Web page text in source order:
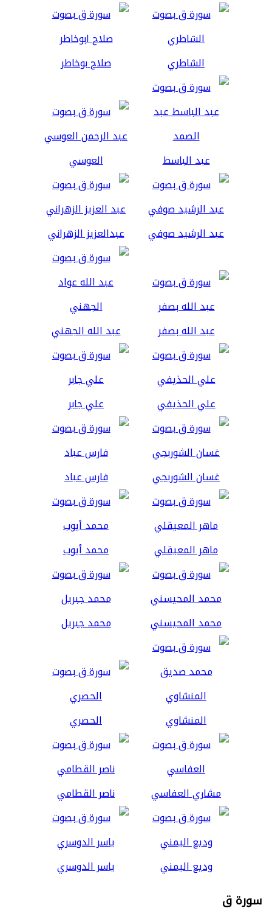
الشاطري صلاح بوخاطر
عبد الباسط العوسي
عبد الرشيد صوفي عبدالعزيز الزهراني
عبد الله بصفر عبد الله الجهني
علي الحذيفي علي جابر
غسان الشوربجي فارس عباد
ماهر المعيقلي محمد أيوب
محمد المحيسني محمد جبريل
المنشاوي الحصري
مشاري العفاسي ناصر القطامي
وديع اليمني ياسر الدوسري
سورة ق